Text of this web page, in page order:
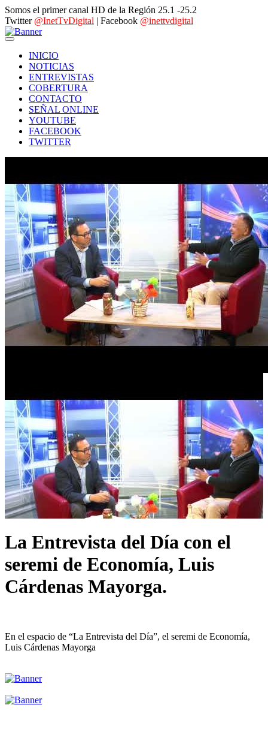
Somos el primer canal HD de la Región 25.1 -25.2
Twitter @InetTvDigital | Facebook @inettvdigital
INICIO
NOTICIAS
ENTREVISTAS
COBERTURA
CONTACTO
SEÑAL ONLINE
YOUTUBE
FACEBOOK
TWITTER
La Entrevista del Día con el
seremi de Economía, Luis
Cárdenas Mayorga.
En el espacio de “La Entrevista del Día”, el seremi de Economía,
Luis Cárdenas Mayorga